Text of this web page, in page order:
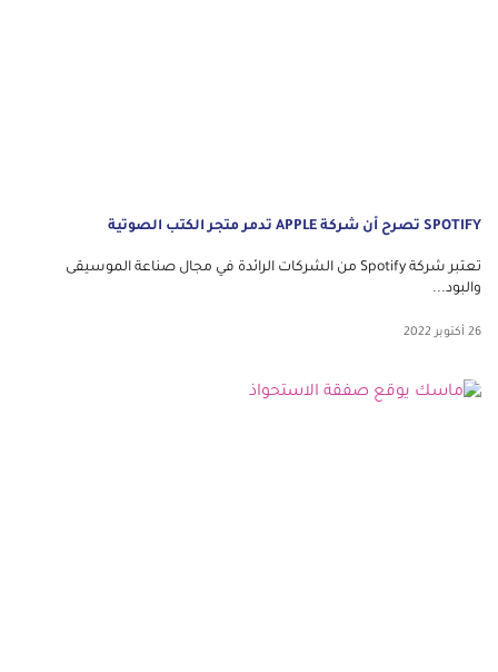
SPOTIFY تصرح أن شركة APPLE تدمر متجر الكتب الصوتية
تعتبر شركة Spotify من الشركات الرائدة في مجال صناعة الموسيقى
والبود...
26 أكتوبر 2022